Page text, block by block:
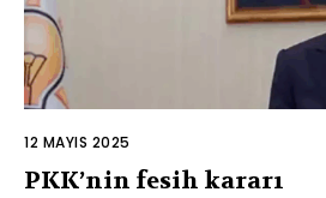
12 MAYIS 2025
PKK’nin fesih kararı